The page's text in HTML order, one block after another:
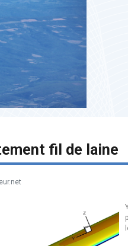
fil de laine